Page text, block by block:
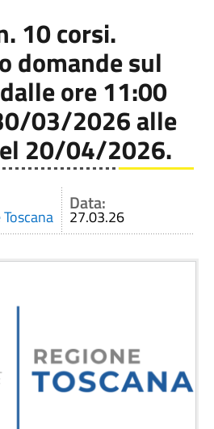
10 corsi.
domande sul
ore 11:00
03/2026 alle
20/04/2026.
Data:
27.03.26